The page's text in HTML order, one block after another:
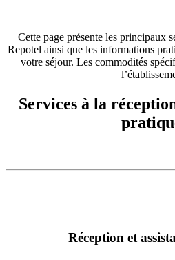
Cette page présente les principaux
Repotel ainsi que les informations
votre séjour. Les commodités
Services à la
Réception et